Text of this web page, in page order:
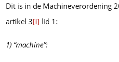
Dit is in de Machineverordening
artikel 3[i] lid 1:
1) “machine”: